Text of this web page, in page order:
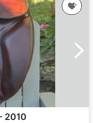
2010